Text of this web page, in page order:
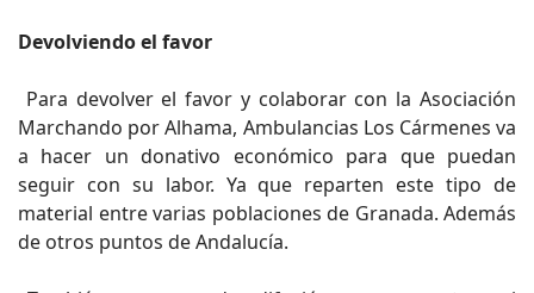
Devolviendo el favor
Para devolver el favor y colaborar con la Asociación
Marchando por Alhama, Ambulancias Los Cármenes va
a hacer un donativo económico para que puedan
seguir con su labor. Ya que reparten este tipo de
material entre varias poblaciones de Granada. Además
de otros puntos de Andalucía.